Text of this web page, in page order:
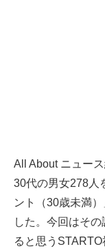
All About ニュー
30代の男女278人
ント（30歳未満
した。今回はそ
ると思う